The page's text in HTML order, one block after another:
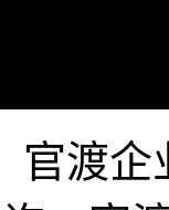
官渡企